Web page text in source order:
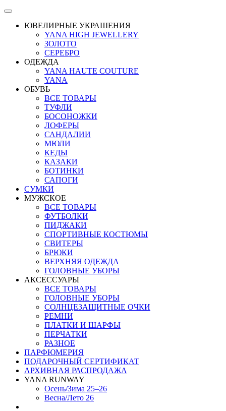
ЮВЕЛИРНЫЕ УКРАШЕНИЯ
YANA HIGH JEWELLERY
ЗОЛОТО
СЕРЕБРО
ОДЕЖДА
YANA HAUTE COUTURE
YANA
ОБУВЬ
ВСЕ ТОВАРЫ
ТУФЛИ
БОСОНОЖКИ
ЛОФЕРЫ
САНДАЛИИ
МЮЛИ
КЕДЫ
КАЗАКИ
БОТИНКИ
САПОГИ
СУМКИ
МУЖСКОЕ
ВСЕ ТОВАРЫ
ФУТБОЛКИ
ПИДЖАКИ
СПОРТИВНЫЕ КОСТЮМЫ
СВИТЕРЫ
БРЮКИ
ВЕРХНЯЯ ОДЕЖДА
ГОЛОВНЫЕ УБОРЫ
АКСЕССУАРЫ
ВСЕ ТОВАРЫ
ГОЛОВНЫЕ УБОРЫ
СОЛНЦЕЗАЩИТНЫЕ ОЧКИ
РЕМНИ
ПЛАТКИ И ШАРФЫ
ПЕРЧАТКИ
РАЗНОЕ
ПАРФЮМЕРИЯ
ПОДАРОЧНЫЙ СЕРТИФИКАТ
АРХИВНАЯ РАСПРОДАЖА
YANA RUNWAY
Осень/Зима 25–26
Весна/Лето 26